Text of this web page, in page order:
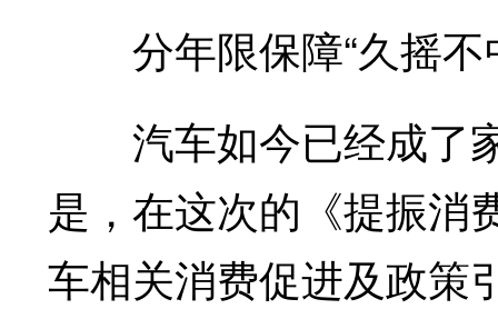
分年限保障“久摇不
汽车如今已经成了
是，在这次的《提振消
车相关消费促进及政策